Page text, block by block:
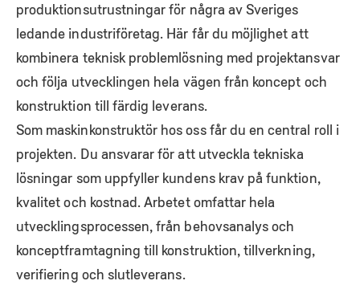
produktionsutrustningar för några av Sveriges
ledande industriföretag. Här får du möjlighet att
kombinera teknisk problemlösning med projektansvar
och följa utvecklingen hela vägen från koncept och
konstruktion till färdig leverans.
Som maskinkonstruktör hos oss får du en central roll i
projekten. Du ansvarar för att utveckla tekniska
lösningar som uppfyller kundens krav på funktion,
kvalitet och kostnad. Arbetet omfattar hela
utvecklingsprocessen, från behovsanalys och
konceptframtagning till konstruktion, tillverkning,
verifiering och slutleverans.